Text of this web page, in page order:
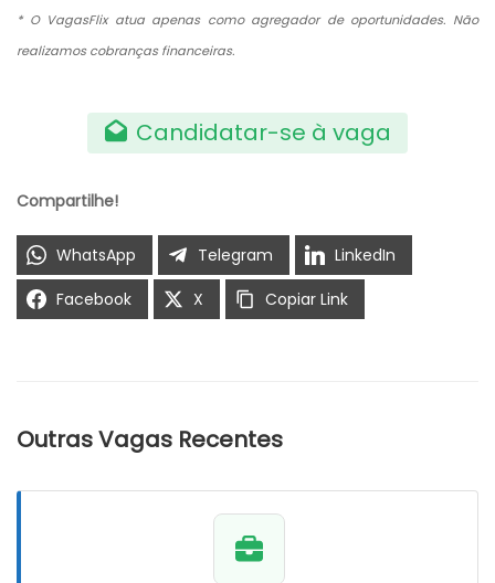
* O VagasFlix atua apenas como agregador de oportunidades. Não
realizamos cobranças financeiras.
Candidatar-se à vaga
Compartilhe!
WhatsApp Telegram
LinkedIn
Facebook
X Copiar Link
Outras Vagas Recentes